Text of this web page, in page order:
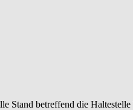
Stand betreffend die